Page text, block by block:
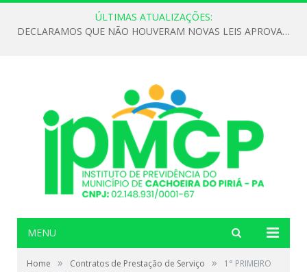
ÚLTIMAS ATUALIZAÇÕES:
DECLARAMOS QUE NÃO HOUVERAM NOVAS LEIS APROVADAS ATÉ O MOMENTO PARA O INSTITUTO DE PREVIDÊNCIA NO ANO DE 2026
MENU
Home » Contratos de Prestação de Serviço »
1° PRIMEIRO